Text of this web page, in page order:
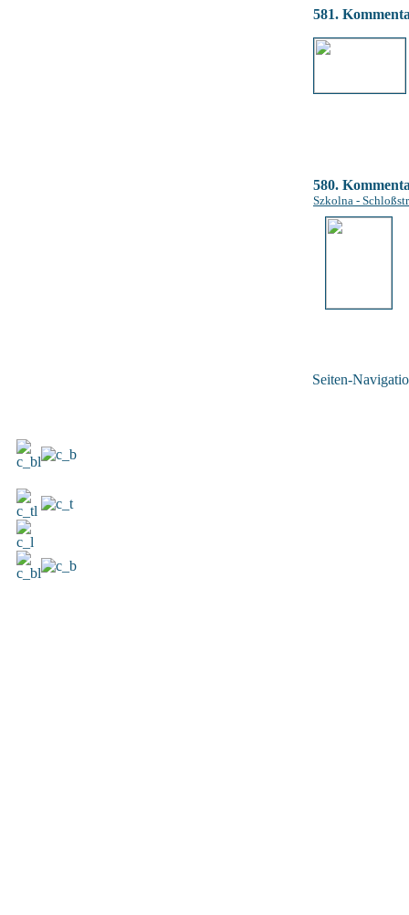
581.
580.
Szkolna -
Seiten-